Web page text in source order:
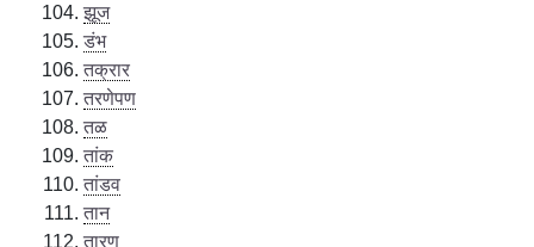
झूज
डंभ
तक्रार
तरणेपण
तळ
तांक
तांडव
तान
तारण